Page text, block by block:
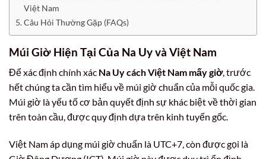
Việt Nam
Câu Hỏi Thường Gặp (FAQs)
Múi Giờ Hiện Tại Của Na Uy và Việt Nam
Để xác định chính xác Na Uy cách Việt Nam mấy giờ, trước
hết chúng ta cần tìm hiểu về múi giờ chuẩn của mỗi quốc gia.
Múi giờ là yếu tố cơ bản quyết định sự khác biệt về thời gian
trên toàn cầu, được quy định dựa trên kinh tuyến gốc.
Việt Nam áp dụng múi giờ chuẩn là UTC+7, còn được gọi là